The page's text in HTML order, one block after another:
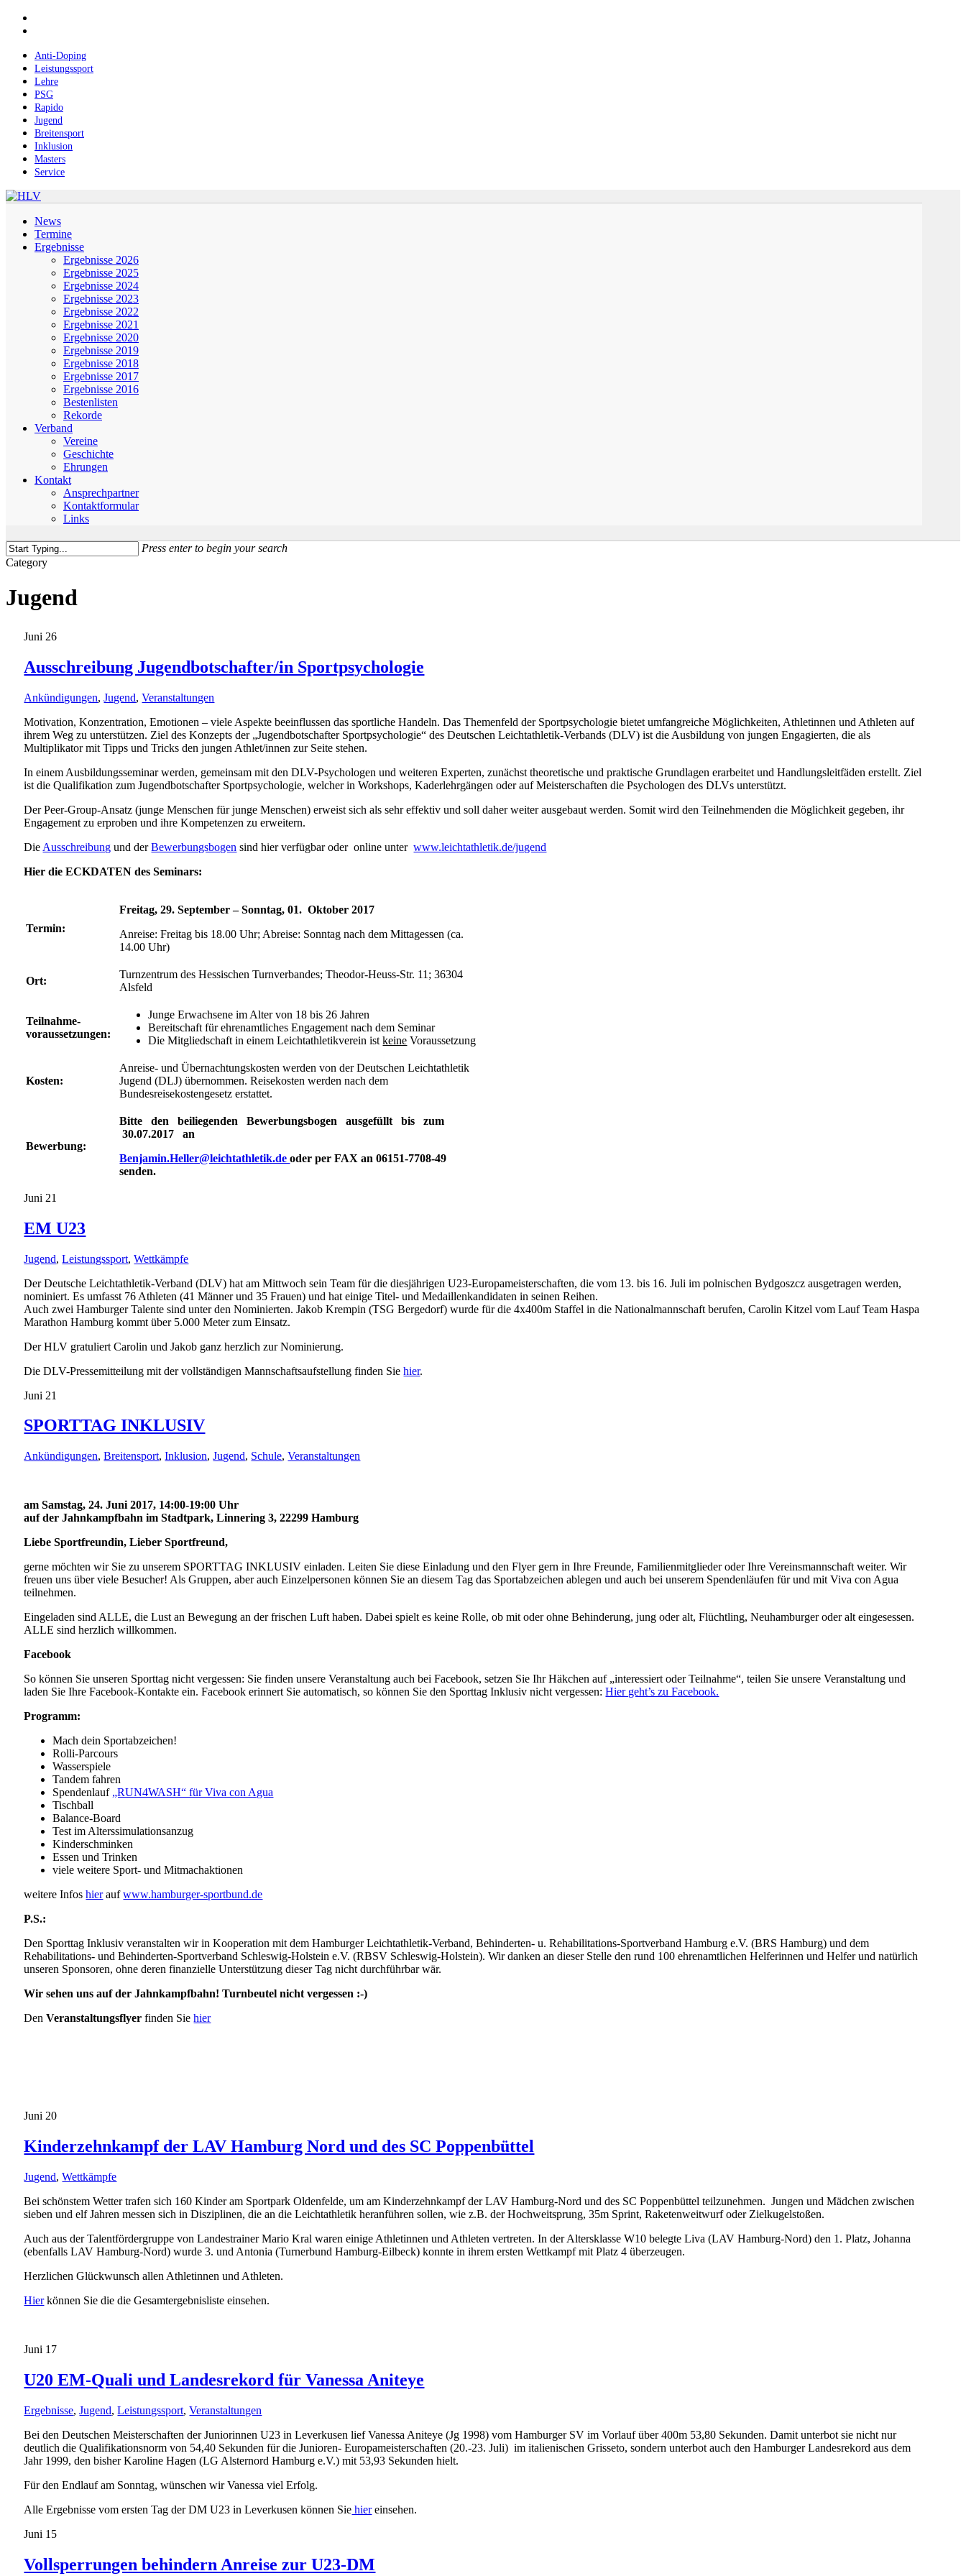
Skip
contentAnti-Doping
Leistungssport
Lehre
PSG
Rapido
Jugend
Breitensport
Inklusion
Masters
Service
News
Termine
Ergebnisse
Ergebnisse 2026
Ergebnisse 2025
Ergebnisse 2024
Ergebnisse 2023
Ergebnisse 2022
Ergebnisse 2021
Ergebnisse 2020
Ergebnisse 2019
Ergebnisse 2018
Ergebnisse 2017
Ergebnisse 2016
Bestenlisten
Rekorde
Verband
Vereine
Geschichte
Ehrungen
Kontakt
Ansprechpartner
Kontaktformular
Links
Press enter to begin your search
Close
Category
Jugend
Juni 26
Ausschreibung Jugendbotschafter/in Sportpsychologie
Ankündigungen,Jugend,Veranstaltungen
Motivation, Konzentration, Emotionen – viele Aspekte beeinflussen das sportliche Handeln. Das Themenfeld der Sportpsychologie bietet umfangreiche Möglichkeiten, Athletinnen und Athleten auf
ihrem Weg zu unterstützen. Ziel des Konzepts der „Jugendbotschafter Sportpsychologie“ des Deutschen Leichtathletik-Verbands (DLV) ist die Ausbildung von jungen Engagierten, die als
Multiplikator mit Tipps und Tricks den jungen Athlet/innen zur Seite stehen.
In einem Ausbildungsseminar werden, gemeinsam mit den DLV-Psychologen und weiteren Experten, zunächst theoretische und praktische Grundlagen erarbeitet und Handlungsleitfäden erstellt. Ziel
ist die Qualifikation zum Jugendbotschafter Sportpsychologie, welcher in Workshops, Kaderlehrgängen oder auf Meisterschaften die Psychologen des DLVs unterstützt.
Der Peer-Group-Ansatz (junge Menschen für junge Menschen) erweist sich als sehr effektiv und soll daher weiter ausgebaut werden. Somit wird den Teilnehmenden die Möglichkeit gegeben, ihr
Engagement zu erproben und ihre Kompetenzen zu erweitern.
Die Ausschreibung und derBewerbungsbogen sind hier verfügbar oder online unterwww.leichtathletik.de/jugend
Hier die ECKDATEN des Seminars:
Termin:
Freitag, 29. September – Sonntag, 01. Oktober 2017
Anreise: Freitag bis 18.00 Uhr; Abreise: Sonntag nach dem Mittagessen (ca.
14.00 Uhr)
Ort:
Turnzentrum des Hessischen Turnverbandes; Theodor-Heuss-Str. 11; 36304
Alsfeld
Teilnahme-
voraussetzungen:
Junge Erwachsene im Alter von 18 bis 26 Jahren
Bereitschaft für ehrenamtliches Engagement nach dem Seminar
Die Mitgliedschaft in einem Leichtathletikverein istkeine Voraussetzung
Kosten:
Anreise- und Übernachtungskosten werden von der Deutschen Leichtathletik
Jugend (DLJ) übernommen. Reisekosten werden nach dem
Bundesreisekostengesetz erstattet.
Bewerbung:
Bitte den beiliegenden Bewerbungsbogen ausgefüllt bis zum
30.07.2017 an
Benjamin.Heller@leichtathletik.deoder per FAX an 06151-7708-49
senden.
Juni 21
EM U23
Jugend,Leistungssport,Wettkämpfe
Der Deutsche Leichtathletik-Verband (DLV) hat am Mittwoch sein Team für die diesjährigen U23-Europameisterschaften, die vom 13. bis 16. Juli im polnischen Bydgoszcz ausgetragen werden,
nominiert. Es umfasst 76 Athleten (41 Männer und 35 Frauen) und hat einige Titel- und Medaillenkandidaten in seinen Reihen.
Auch zwei Hamburger Talente sind unter den Nominierten. Jakob Krempin (TSG Bergedorf) wurde für die 4x400m Staffel in die Nationalmannschaft berufen, Carolin Kitzel vom Lauf Team Haspa
Marathon Hamburg kommt über 5.000 Meter zum Einsatz.
Der HLV gratuliert Carolin und Jakob ganz herzlich zur Nominierung.
Die DLV-Pressemitteilung mit der vollständigen Mannschaftsaufstellung finden Siehier.
Juni 21
SPORTTAG INKLUSIV
Ankündigungen,Breitensport,Inklusion,Jugend, Schule,Veranstaltungen
am Samstag, 24. Juni 2017, 14:00-19:00 Uhr
auf der Jahnkampfbahn im Stadtpark, Linnering 3, 22299 Hamburg
Liebe Sportfreundin, Lieber Sportfreund,
gerne möchten wir Sie zu unserem SPORTTAG INKLUSIV einladen. Leiten Sie diese Einladung und den Flyer gern in Ihre Freunde, Familienmitglieder oder Ihre Vereinsmannschaft weiter. Wir
freuen uns über viele Besucher! Als Gruppen, aber auch Einzelpersonen können Sie an diesem Tag das Sportabzeichen ablegen und auch bei unserem Spendenläufen für und mit Viva con Agua
teilnehmen.
Eingeladen sind ALLE, die Lust an Bewegung an der frischen Luft haben. Dabei spielt es keine Rolle, ob mit oder ohne Behinderung, jung oder alt, Flüchtling, Neuhamburger oder alt eingesessen.
ALLE sind herzlich willkommen.
Facebook
So können Sie unseren Sporttag nicht vergessen: Sie finden unsere Veranstaltung auch bei Facebook, setzen Sie Ihr Häkchen auf „interessiert oder Teilnahme“, teilen Sie unsere Veranstaltung und
laden Sie Ihre Facebook-Kontakte ein. Facebook erinnert Sie automatisch, so können Sie den Sporttag Inklusiv nicht vergessen:Hier geht’s zu Facebook.
Programm:
Mach dein Sportabzeichen!
Rolli-Parcours
Wasserspiele
Tandem fahren
Spendenlauf „RUN4WASH“ für Viva con Agua
Tischball
Balance-Board
Test im Alterssimulationsanzug
Kinderschminken
Essen und Trinken
viele weitere Sport- und Mitmachaktionen
weitere Infoshieraufwww.hamburger-sportbund.de
P.S.:
Den Sporttag Inklusiv veranstalten wir in Kooperation mit dem Hamburger Leichtathletik-Verband, Behinderten- u. Rehabilitations-Sportverband Hamburg e.V. (BRS Hamburg) und dem
Rehabilitations- und Behinderten-Sportverband Schleswig-Holstein e.V. (RBSV Schleswig-Holstein). Wir danken an dieser Stelle den rund 100 ehrenamtlichen Helferinnen und Helfer und natürlich
unseren Sponsoren, ohne deren finanzielle Unterstützung dieser Tag nicht durchführbar wär.
Wir sehen uns auf der Jahnkampfbahn! Turnbeutel nicht vergessen :-)
DenVeranstaltungsflyer finden Siehier
Juni 20
Kinderzehnkampf der LAV Hamburg Nord und des SC Poppenbüttel
Jugend,Wettkämpfe
Bei schönstem Wetter trafen sich 160 Kinder am Sportpark Oldenfelde, um am Kinderzehnkampf der LAV Hamburg-Nord und des SC Poppenbüttel teilzunehmen. Jungen und Mädchen zwischen
sieben und elf Jahren messen sich in Disziplinen, die an die Leichtathletik heranführen sollen, wie z.B. der Hochweitsprung, 35m Sprint, Raketenweitwurf oder Zielkugelstoßen.
Auchaus der Talentfördergruppe von Landestrainer Mario Kral waren einige Athletinnen und Athleten vertreten. In der Altersklasse W10 belegte Liva (LAV Hamburg-Nord) den 1. Platz, Johanna
(ebenfalls LAV Hamburg-Nord) wurde 3. und Antonia (Turnerbund Hamburg-Eilbeck) konnte in ihrem ersten Wettkampf mit Platz 4 überzeugen.
Herzlichen Glückwunsch allen Athletinnen und Athleten.
Hierkönnen Sie die die Gesamtergebnisliste einsehen.
Juni 17
U20 EM-Quali und Landesrekord für Vanessa Aniteye
Ergebnisse,Jugend,Leistungssport,Veranstaltungen
Bei den Deutschen Meisterschaften der Juniorinnen U23 in Leverkusen lief Vanessa Aniteye (Jg 1998) vom Hamburger SV im Vorlauf über 400m 53,80 Sekunden. Damit unterbot sie nicht nur
deutlich die Qualifikationsnorm von 54,40 Sekunden für die Junioren- Europameisterschaften (20.-23. Juli) im italienischen Grisseto, sondern unterbot auch den Hamburger Landesrekord aus dem
Jahr 1999, den bisher Karoline Hagen (LG Alsternord Hamburg e.V.) mit 53,93 Sekunden hielt.
Für den Endlauf am Sonntag, wünschen wir Vanessa viel Erfolg.
Alle Ergebnisse vom ersten Tag der DM U23 in Leverkusen können Sie hiereinsehen.
Juni 15
Vollsperrungen behindern Anreise zur U23-DM